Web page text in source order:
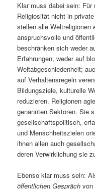
Klar muss dabei sein:
Religiosität nicht in
stellen alle Weltreligionen
anspruchsvolle und
beschränken sich weder
Erfahrungen, weder auf
Weltabgeschiedenheit;
auf Verhaltensregeln
Bildungsziele, kulturelle
reduzieren. Religionen
genannten Sektoren. Sie
gesellschaftspolitisch,
und Menschheitszielen
ihnen allen auch
deren Verwirklichung sie
Ebenso klar muss sein:
öffentlichen Gespräch von